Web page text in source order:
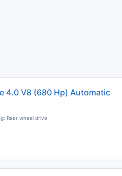
4.0 V8 (680 Hp) Automatic
Rear wheel drive